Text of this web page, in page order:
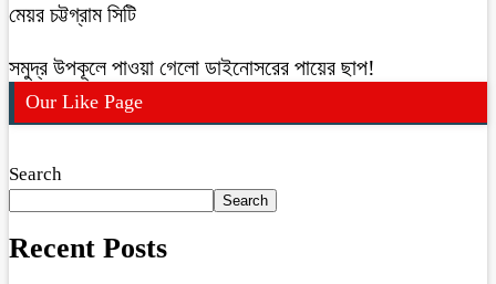
মেয়র চট্টগ্রাম সিটি
সমুদ্র উপকূলে পাওয়া গেলো ডাইনোসরের পায়ের ছাপ!
Our Like Page
Search
Search
Recent Posts